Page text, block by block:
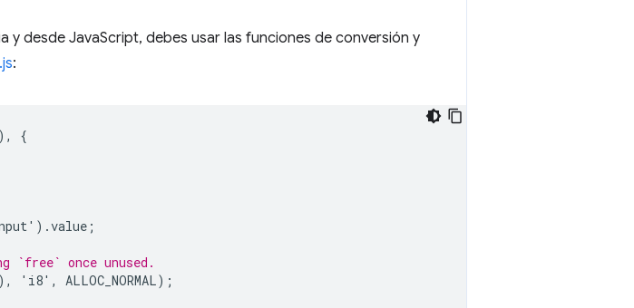
y desde JavaScript, debes usar las funciones de conversión y
:
),
{
' ).value ;
`free` once unused.
), ' i8' , ALLOC_NORMAL);